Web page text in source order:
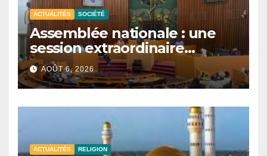
ACTUALITÉS SOCIÉTÉ
Assemblée nationale : une
session extraordinaire
convoquée le 10 août avec
plusieurs commissions
d’enquête à l’ordre du jour.
AOÛT 6, 2026
ACTUALITÉS RELIGION